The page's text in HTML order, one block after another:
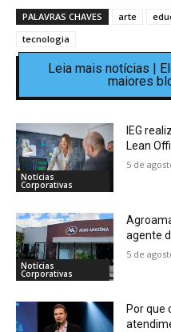
PALAVRAS CHAVES arte
tecnologia
Leia mais notícias |
maiores
Notícias
Corporativas
IEG
Lean
5 de
Notícias
Corporativas
agente
5 de
Por que